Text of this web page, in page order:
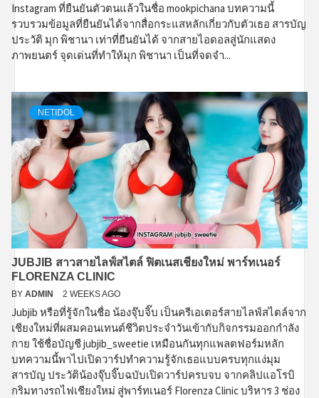
Instagram ที่ยืนยันตัวตนแล้วในชื่อ mookpichana บทความนี้
รวบรวมข้อมูลที่ยืนยันได้จากสื่อกระแสหลักเกี่ยวกับตัวเธอ สารบัญ
ประวัติ มุก พิชานา เท่าที่ยืนยันได้ จากสายไอดอลสู่นักแสดง
ภาพยนตร์ จุดเด่นที่ทำให้มุก พิชานา เป็นที่จดจำ...
NETIDOL
JUBJIB สาวสายไลฟ์สไตล์ ฟิตเนสเชียงใหม่ พาร์ทเนอร์
FLORENZA CLINIC
BY ADMIN 2 WEEKS AGO
Jubjib หรือที่รู้จักในชื่อ น้องจุ๊บจิ๊บ เป็นครีเอเตอร์สายไลฟ์สไตล์จาก
เชียงใหม่ที่ผสมคอนเทนต์ชีวิตประจำวันเข้ากับกิจกรรมออกกำลัง
กาย ใช้ชื่อบัญชี jubjib_sweetie เหมือนกันทุกแพลตฟอร์มหลัก
บทความนี้พาไปเปิดวาร์ปทำความรู้จักเธอแบบครบทุกแง่มุม
สารบัญ ประวัติน้องจุ๊บจิ๊บฉบับเปิดวาร์ปครบจบ จากคลิปแอโรบิ
กริมทางรถไฟเชียงใหม่ สู่พาร์ทเนอร์ Florenza Clinic บริหาร 3 ช่อง